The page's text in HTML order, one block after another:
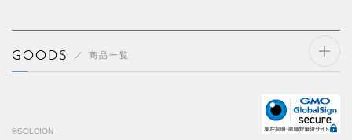
GOODS 商品一覧
©SOLCION